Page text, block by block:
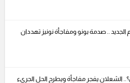
.. صدمة بونو ومفاجأة نونيز تهددان
الشعلان يفجر مفاجأة ويطرح الحل الجريء